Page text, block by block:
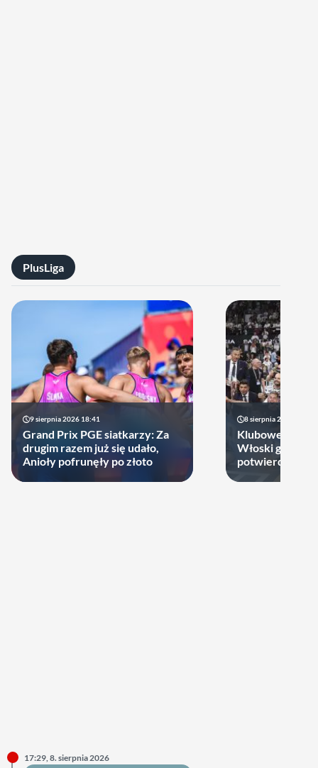
PlusLiga
9 sierpnia 2026 18:41
Grand Prix PGE siatkarzy: Za
drugim razem już się udało,
Anioły pofrunęły po złoto
8 sierpnia 2026 21:46
Klubowe
Włoski gigant
potwierdził
17:29, 8. sierpnia 2026